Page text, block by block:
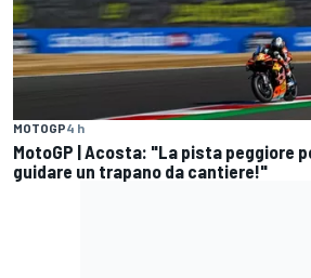
MOTOGP4 h
MotoGP | Acosta: "La pista peggiore
guidare un trapano da cantiere!"